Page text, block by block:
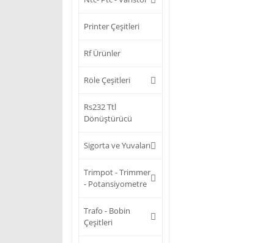
Printer Çeşitleri
Rf Ürünler
Röle Çeşitleri
Rs232 Ttl
Dönüştürücü
Sigorta ve Yuvaları
Trimpot - Trimmer
- Potansiyometre
Trafo - Bobin
Çeşitleri